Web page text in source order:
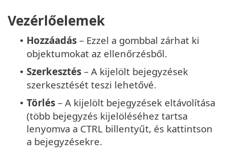
Vezérlőelemek
• Hozzáadás – Ezzel a gombbal zárhat ki
objektumokat az ellenőrzésből.
• Szerkesztés – A kijelölt bejegyzések
szerkesztését teszi lehetővé.
• Törlés – A kijelölt bejegyzések eltávolítása
(több bejegyzés kijelöléséhez tartsa
lenyomva a CTRL billentyűt, és kattintson
a bejegyzésekre.